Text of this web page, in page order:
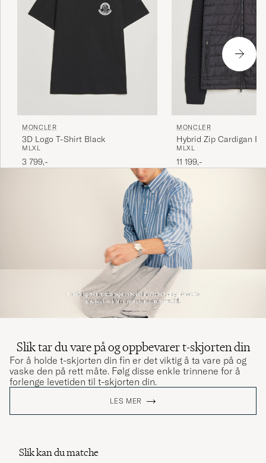
MONCLER
3D Logo T-Shirt Black
M LXL
3 799,-
MONCLER
Hybrid Zip Cardigan
M LXL
11 199,-
Slik tar du vare på og oppbevarer t-skjorten din
For å holde t-skjorten din fin er det viktig å ta vare på og
vaske den på rett måte. Følg disse enkle trinnene for å
forlenge levetiden til t-skjorten din.
LES MER
Slik kan du matche